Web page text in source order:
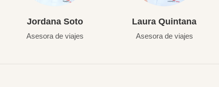
Jordana Soto
Asesora de viajes
Laura Quintana
Asesora de viajes